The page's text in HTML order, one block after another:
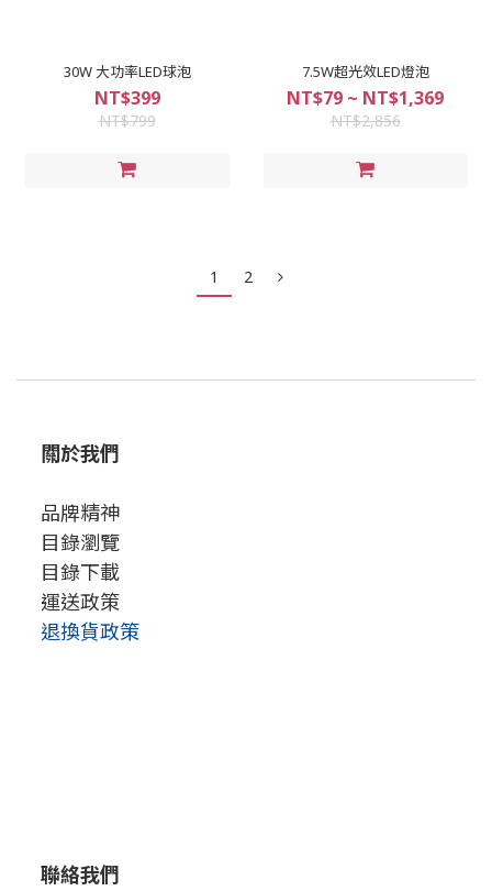
30W 大功率LED球泡
NT$399
NT$799
7.5W超光效LED燈泡
NT$79 ~ NT$1,369
NT$2,856
1 2
關於我們
品牌精神
目錄瀏覽
目錄下載
運送政策
退換貨政策
聯絡我們